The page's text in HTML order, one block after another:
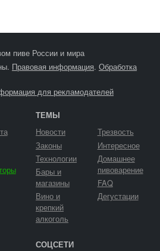
пиве России и мира
Правовая информация. Обработка
для рекламодателей
ТЕМЫ
Новости
Законы
Технологии
Бары и
магазины
Вино и
крепкий
алкоголь
Трезвость
Интересное
Домашнее
пивоварение
FAQ
Дегустации
СОЦСЕТИ